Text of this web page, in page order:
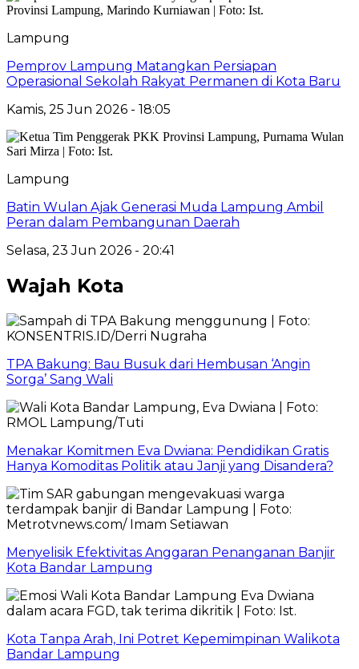
Lampung
Pemprov Lampung Matangkan Persiapan
Operasional Sekolah Rakyat Permanen di Kota Baru
Kamis, 25 Jun 2026 - 18:05
Lampung
Batin Wulan Ajak Generasi Muda Lampung Ambil
Peran dalam Pembangunan Daerah
Selasa, 23 Jun 2026 - 20:41
Wajah Kota
TPA Bakung: Bau Busuk dari Hembusan ‘Angin
Sorga’ Sang Wali
Menakar Komitmen Eva Dwiana: Pendidikan Gratis
Hanya Komoditas Politik atau Janji yang Disandera?
Menyelisik Efektivitas Anggaran Penanganan Banjir
Kota Bandar Lampung
Kota Tanpa Arah, Ini Potret Kepemimpinan Walikota
Bandar Lampung